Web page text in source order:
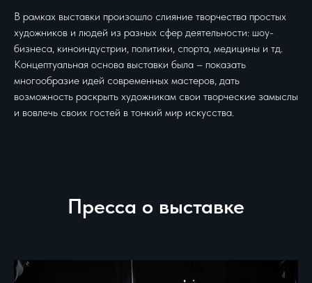
В рамках выставки произошло слияние творчества простых
художников и людей из разных сфер деятельности: шоу-
бизнеса, киноиндустрии, политики, спорта, медицины и тд.
Концептуальная основа выставки была – показать
многообразие идей современных мастеров, дать
возможность раскрыть художникам свои творческие замыслы
и вовлечь своих гостей в тонкий мир искусства.
Пресса о выставке